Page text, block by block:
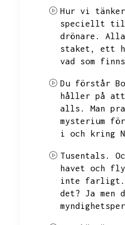
Hur vi
speciellt till
drönare.
staket,
ett
vad som
Du förstår
håller på att
alls.
Man
mysterium
i och kring
Tusentals.
havet och
inte farligt.
det? Ja men